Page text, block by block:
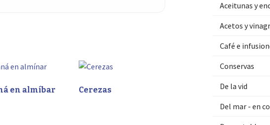
en almíbar Cerezas
Aceitunas y
Acetos y
Café e
Conservas
De la vid
Del mar - en